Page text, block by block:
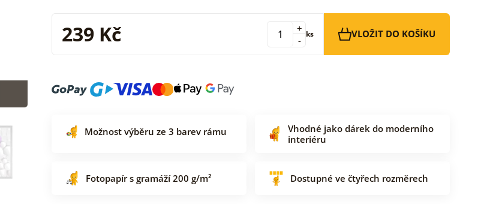
239 Kč -
+ ks VLOŽIT DO KOŠÍKU
Možnost výběru ze 3 barev rámu
Vhodné jako dárek do moderního
interiéru
Fotopapír s gramáží 200 g/m² Dostupné ve čtyřech rozměrech